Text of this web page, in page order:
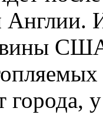
города,